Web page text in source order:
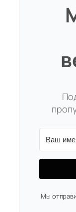
Мы